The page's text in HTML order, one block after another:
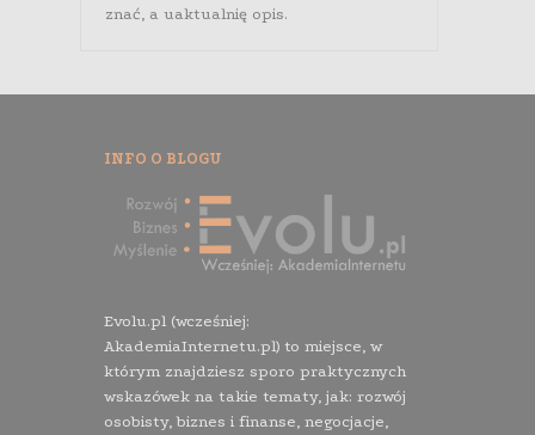
znać, a uaktualnię opis.
INFO O BLOGU
Evolu.pl (wcześniej:
AkademiaInternetu.pl) to miejsce, w
którym znajdziesz sporo praktycznych
wskazówek na takie tematy, jak: rozwój
osobisty, biznes i finanse, negocjacje,